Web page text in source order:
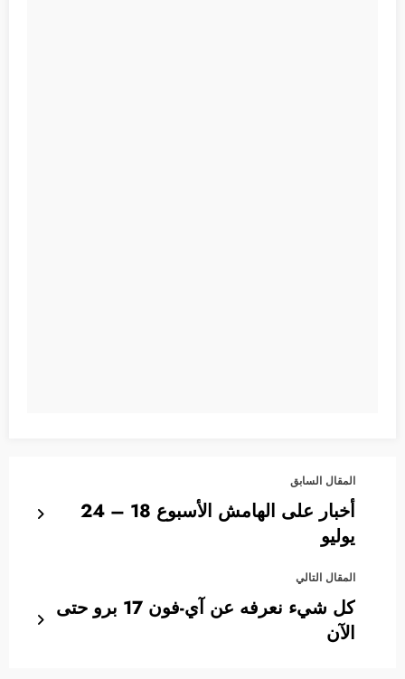
المقال السابق
أخبار على الهامش الأسبوع 18 – 24
يوليو
المقال التالي
كل شيء نعرفه عن آي-فون 17 برو حتى
الآن